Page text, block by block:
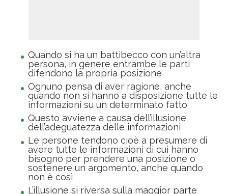
Quando si ha un battibecco con un’altra
persona, in genere entrambe le parti
difendono la propria posizione
Ognuno pensa di aver ragione, anche
quando non si hanno a disposizione tutte le
informazioni su un determinato fatto
Questo avviene a causa dell’illusione
dell’adeguatezza delle informazioni
Le persone tendono cioè a presumere di
avere tutte le informazioni di cui hanno
bisogno per prendere una posizione o
sostenere un argomento, anche quando
non è così
L’illusione si riversa sulla maggior parte